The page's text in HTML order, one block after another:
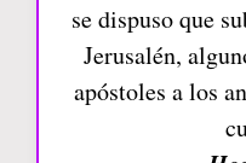
se dispuso que
Jerusalén,
apóstoles a los